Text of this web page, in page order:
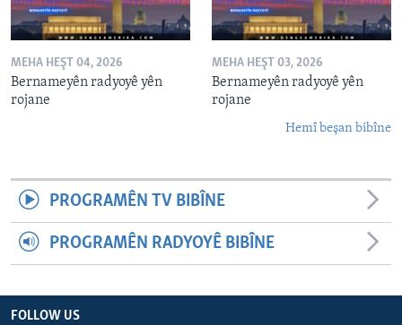
MEHA HEŞT 04, 2026
Bernameyên radyoyê yên
rojane
MEHA HEŞT 03, 2026
Bernameyên radyoyê yên
rojane
Hemî beşan bibîne
PROGRAMÊN TV BIBÎNE
PROGRAMÊN RADYOYÊ BIBÎNE
FOLLOW US